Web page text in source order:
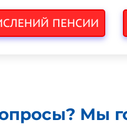
ПЕНСИИ
Мы